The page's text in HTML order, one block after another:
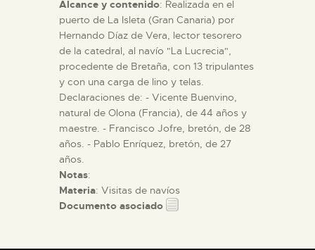
Alcance y contenido: Realizada en el
puerto de La Isleta (Gran Canaria) por
Hernando Díaz de Vera, lector tesorero
de la catedral, al navío "La Lucrecia",
procedente de Bretaña, con 13 tripulantes
y con una carga de lino y telas.
Declaraciones de: - Vicente Buenvino,
natural de Olona (Francia), de 44 años y
maestre. - Francisco Jofre, bretón, de 28
años. - Pablo Enríquez, bretón, de 27
años.
Notas:
Materia: Visitas de navíos
Documento asociado